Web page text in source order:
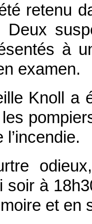
retenu
Deux
à
examen.
Knoll a
soir à
et en